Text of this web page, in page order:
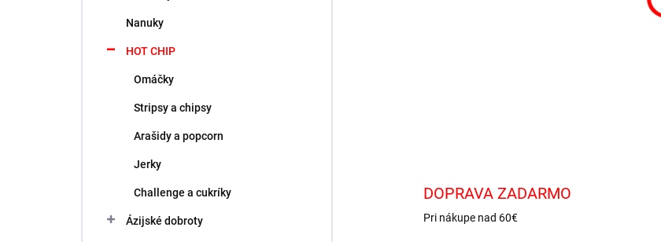
Nanuky
HOT CHIP
Omáčky
Stripsy a chipsy
Arašidy a popcorn
Jerky
Challenge a cukríky
Ázijské dobroty
DOPRAVA ZADARMO
Pri nákupe nad 60€